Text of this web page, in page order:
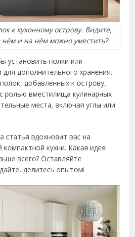
к кухонному острову. Видите,
нём и на нём можно уместить?
установить полки или
дополнительного хранения.
добавленных к острову,
ролью вместилища кулинарных
места, включая углы или
статья вдохновит вас на
кухни. Какая идея
всего? Оставляйте
делитесь опытом!